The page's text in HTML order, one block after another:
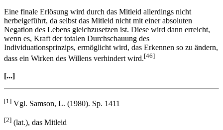
Eine finale Erlösung wird durch das Mitleid allerdings nicht
herbeigeführt, da selbst das Mitleid nicht mit einer absoluten
Negation des Lebens gleichzusetzen ist. Diese wird dann erreicht,
wenn es, Kraft der totalen Durchschauung des
Individuationsprinzips, ermöglicht wird, das Erkennen so zu ändern,
dass ein Wirken des Willens verhindert wird.[46]
[...]
[1] Vgl. Samson, L. (1980). Sp. 1411
[2] (lat.), das Mitleid